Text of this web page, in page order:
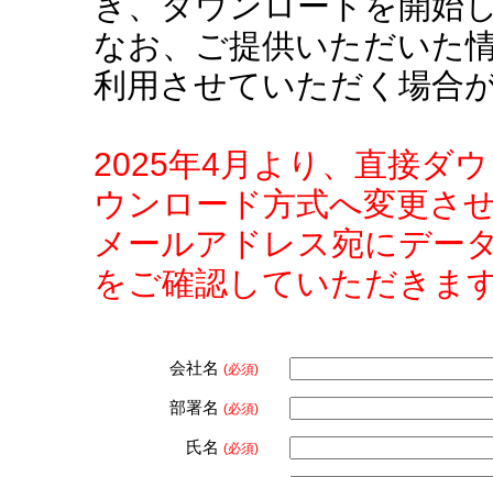
なお、ご提供いただいた
利用させていただく場合
2025年4月より、直接ダ
ウンロード方式へ変更さ
メールアドレス宛にデー
をご確認していただきま
会社名 (必須)
部署名 (必須)
氏名 (必須)